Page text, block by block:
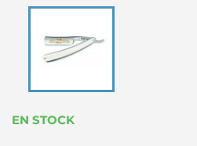
EN STOCK